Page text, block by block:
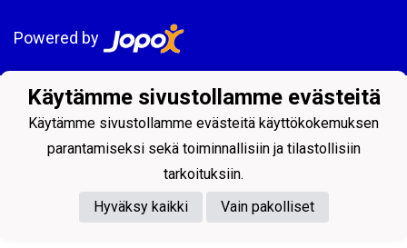
Powered by
Käytämme sivustollamme evästeitä
Käytämme sivustollamme evästeitä käyttökokemuksen
parantamiseksi sekä toiminnallisiin ja tilastollisiin
tarkoituksiin.
Hyväksy kaikki
Vain pakolliset